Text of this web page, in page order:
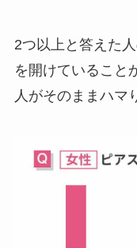
2つ以上と答えた
を開けていること
人がそのままハマ